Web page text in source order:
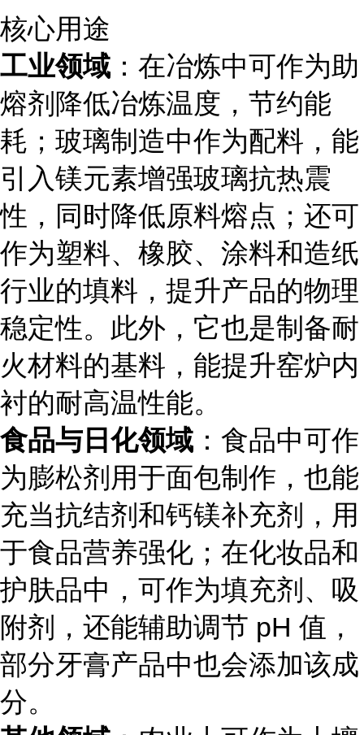
核心用途
工业领域 ：在冶炼中可作为助
熔剂降低冶炼温度，节约能
耗；玻璃制造中作为配料，能
引入镁元素增强玻璃抗热震
性，同时降低原料熔点；还可
作为塑料、橡胶、涂料和造纸
行业的填料，提升产品的物理
稳定性。此外，它也是制备耐
火材料的基料，能提升窑炉内
衬的耐高温性能。
食品与日化领域 ：食品中可作
为膨松剂用于面包制作，也能
充当抗结剂和钙镁补充剂，用
于食品营养强化；在化妆品和
护肤品中，可作为填充剂、吸
附剂，还能辅助调节 pH 值，
部分牙膏产品中也会添加该成
分。